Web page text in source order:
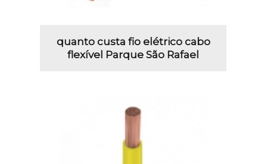
quanto custa fio elétrico cabo
flexível Parque São Rafael